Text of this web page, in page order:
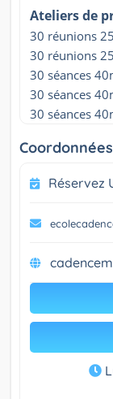
Ateliers de
30 réunions
30 réunions
30 séances
30 séances
30 séances
Réservez